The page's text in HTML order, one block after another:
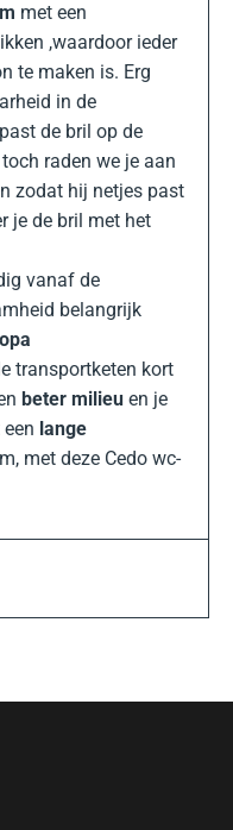
met een
,waardoor ieder
te maken is. Erg
in de
de bril op de
raden we je aan
zodat hij netjes past
je de bril met het
vanaf de
belangrijk
transportketen kort
beter milieu en je
lange
met deze Cedo wc-